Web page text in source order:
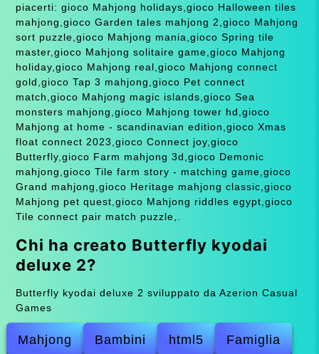
piacerti: gioco Mahjong holidays,gioco Halloween tiles
mahjong,gioco Garden tales mahjong 2,gioco Mahjong
sort puzzle,gioco Mahjong mania,gioco Spring tile
master,gioco Mahjong solitaire game,gioco Mahjong
holiday,gioco Mahjong real,gioco Mahjong connect
gold,gioco Tap 3 mahjong,gioco Pet connect
match,gioco Mahjong magic islands,gioco Sea
monsters mahjong,gioco Mahjong tower hd,gioco
Mahjong at home - scandinavian edition,gioco Xmas
float connect 2023,gioco Connect joy,gioco
Butterfly,gioco Farm mahjong 3d,gioco Demonic
mahjong,gioco Tile farm story - matching game,gioco
Grand mahjong,gioco Heritage mahjong classic,gioco
Mahjong pet quest,gioco Mahjong riddles egypt,gioco
Tile connect pair match puzzle,.
Chi ha creato Butterfly kyodai
deluxe 2?
Butterfly kyodai deluxe 2 sviluppato da Azerion Casual
Games
Mahjong Bambini html5 Famiglia